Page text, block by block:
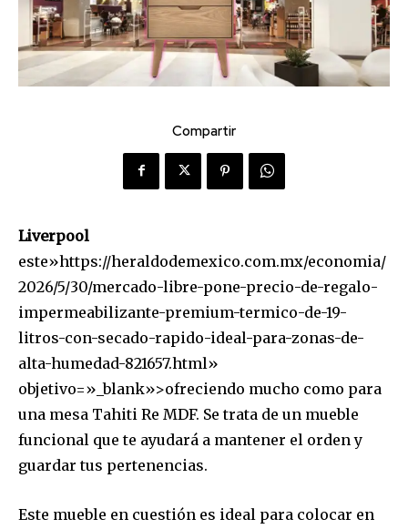
Compartir
Liverpool
este»https://heraldodemexico.com.mx/economia/
2026/5/30/mercado-libre-pone-precio-de-regalo-
impermeabilizante-premium-termico-de-19-
litros-con-secado-rapido-ideal-para-zonas-de-
alta-humedad-821657.html»
objetivo=»_blank»>ofreciendo mucho como para
una mesa Tahiti Re MDF. Se trata de un mueble
funcional que te ayudará a mantener el orden y
guardar tus pertenencias.
Este mueble en cuestión es ideal para colocar en